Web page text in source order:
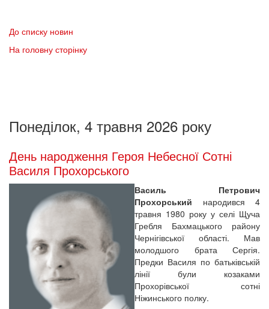
До списку новин
На головну сторінку
Понеділок, 4 травня 2026 року
День народження Героя Небесної Сотні
Василя Прохорського
Василь Петрович
Прохорський народився 4
травня 1980 року у селі Щуча
Гребля Бахмацького району
Чернігівської області. Мав
молодшого брата Сергія.
Предки Василя по батьківській
лінії були козаками
Прохорівської сотні
Ніжинського полку.